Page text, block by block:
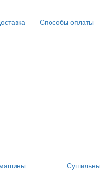
Способы оплаты